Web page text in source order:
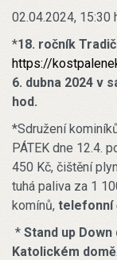
02.04.2024, 15:30
*18. ročník
https://
6. dubna 2024 v
hod.
*Sdružení
PÁTEK dne 12.4.
450 Kč, čištění
tuhá paliva za 1
komínů, telefonní
* Stand up Down
Katolickém domě